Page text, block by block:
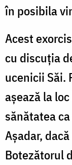
în posibila
Acest
cu discuția
ucenicii Săi.
așează la
sănătatea
Așadar,
Botezătorul